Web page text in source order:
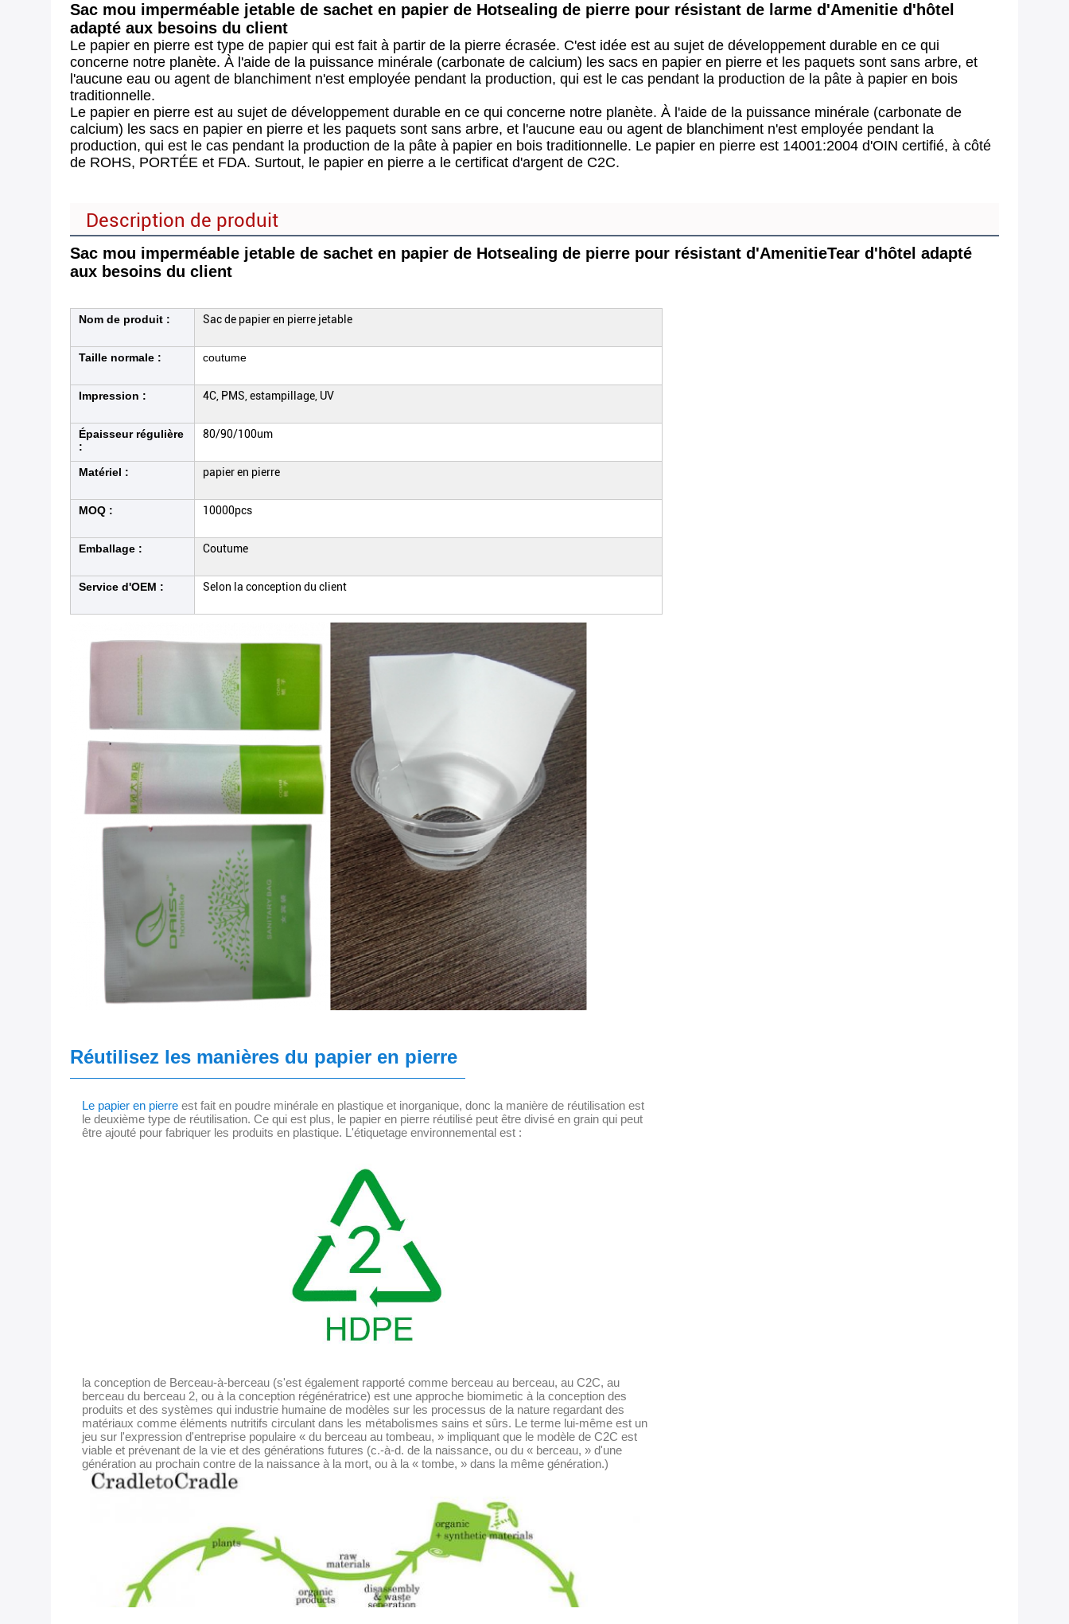
Sac mou imperméable jetable de sachet en papier de Hotsealing de pierre pour résistant de larme d'Amenitie d'hôtel
adapté aux besoins du client
Le papier en pierre est type de papier qui est fait à partir de la pierre écrasée. C'est idée est au sujet de développement durable en ce qui
concerne notre planète. À l'aide de la puissance minérale (carbonate de calcium) les sacs en papier en pierre et les paquets sont sans arbre, et
l'aucune eau ou agent de blanchiment n'est employée pendant la production, qui est le cas pendant la production de la pâte à papier en bois
traditionnelle.
Le papier en pierre est au sujet de développement durable en ce qui concerne notre planète. À l'aide de la puissance minérale (carbonate de
calcium) les sacs en papier en pierre et les paquets sont sans arbre, et l'aucune eau ou agent de blanchiment n'est employée pendant la
production, qui est le cas pendant la production de la pâte à papier en bois traditionnelle. Le papier en pierre est 14001:2004 d'OIN certifié, à côté
de ROHS, PORTÉE et FDA. Surtout, le papier en pierre a le certificat d'argent de C2C.
Description de produit
Sac mou imperméable jetable de sachet en papier de Hotsealing de pierre pour résistant d'AmenitieTear d'hôtel adapté
aux besoins du client
Nom de produit : Sac de papier en pierre jetable
Taille normale : coutume
Impression : 4C, PMS, estampillage, UV
Épaisseur régulière
:
80/90/100um
Matériel : papier en pierre
MOQ : 10000pcs
Emballage : Coutume
Service d'OEM : Selon la conception du client
Réutilisez les manières du papier en pierre
Le papier en pierre est fait en poudre minérale en plastique et inorganique, donc la manière de réutilisation est
le deuxième type de réutilisation. Ce qui est plus, le papier en pierre réutilisé peut être divisé en grain qui peut
être ajouté pour fabriquer les produits en plastique. L'étiquetage environnemental est :
la conception de Berceau-à-berceau (s'est également rapporté comme berceau au berceau, au C2C, au
berceau du berceau 2, ou à la conception régénératrice) est une approche biomimetic à la conception des
produits et des systèmes qui industrie humaine de modèles sur les processus de la nature regardant des
matériaux comme éléments nutritifs circulant dans les métabolismes sains et sûrs. Le terme lui-même est un
jeu sur l'expression d'entreprise populaire « du berceau au tombeau, » impliquant que le modèle de C2C est
viable et prévenant de la vie et des générations futures (c.-à-d. de la naissance, ou du « berceau, » d'une
génération au prochain contre de la naissance à la mort, ou à la « tombe, » dans la même génération.)